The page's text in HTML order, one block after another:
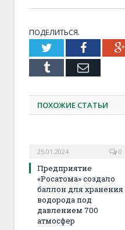
ПОДЕЛИТЬСЯ.
TwitterFacebook
Tumblr Email
ПОХОЖИЕ СТАТЬИ
25.01.2024 0
Предприятие
«Росатома» создало
баллон для хранения
водорода под
давлением 700
атмосфер